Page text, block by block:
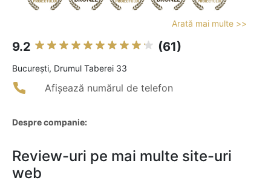
Arată mai multe >>
9.2 (61)
Bucureşti, Drumul Taberei 33
Afișează numărul de telefon
Despre companie:
Review-uri pe mai multe site-uri
web